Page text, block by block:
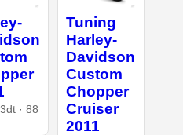
· 88
Tuning
Harley-
Davidson
Custom
Chopper
Cruiser
2011